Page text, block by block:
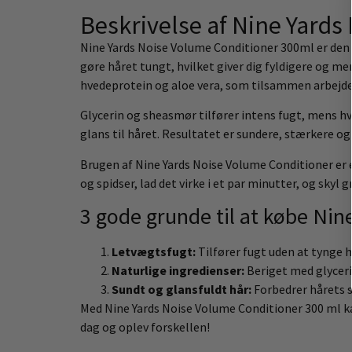
Beskrivelse af Nine
Nine Yards Noise Volume Conditioner 300ml er
gøre håret tungt, hvilket giver dig fyldigere og
hvedeprotein og aloe vera, som tilsammen
Glycerin og sheasmør tilfører intens fugt, mens
glans til håret. Resultatet er sundere, stærkere og
Brugen af Nine Yards Noise Volume Conditioner
og spidser, lad det virke i et par minutter, og skyl
3 gode grunde til at købe
Letvægtsfugt: Tilfører fugt uden at tynge
Naturlige ingredienser: Beriget med
Sundt og glansfuldt hår: Forbedrer hårets
Med Nine Yards Noise Volume Conditioner 300
dag og oplev forskellen!